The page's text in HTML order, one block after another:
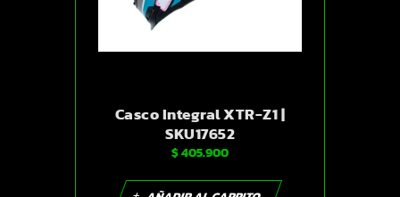
Casco Integral XTR-Z1 |
SKU17652
$ 405.900